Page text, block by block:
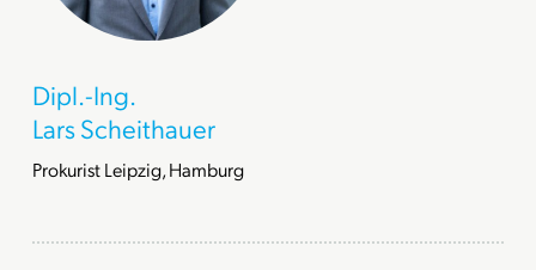
Dipl.-Ing.
Lars Scheithauer
Prokurist Leipzig, Hamburg